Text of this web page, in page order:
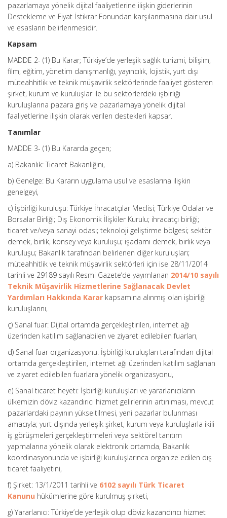
pazarlamaya yönelik dijital faaliyetlerine ilişkin giderlerinin
Destekleme ve Fiyat İstikrar Fonundan karşılanmasına dair usul
ve esasların belirlenmesidir.
Kapsam
MADDE 2- (1) Bu Karar; Türkiye’de yerleşik sağlık turizmi, bilişim,
film, eğitim, yönetim danışmanlığı, yayıncılık, lojistik, yurt dışı
müteahhitlik ve teknik müşavirlik sektörlerinde faaliyet gösteren
şirket, kurum ve kuruluşlar ile bu sektörlerdeki işbirliği
kuruluşlarına pazara giriş ve pazarlamaya yönelik dijital
faaliyetlerine ilişkin olarak verilen destekleri kapsar.
Tanımlar
MADDE 3- (1) Bu Kararda geçen;
a) Bakanlık: Ticaret Bakanlığını,
b) Genelge: Bu Kararın uygulama usul ve esaslarına ilişkin
genelgeyi,
c) İşbirliği kuruluşu: Türkiye İhracatçılar Meclisi; Türkiye Odalar ve
Borsalar Birliği; Dış Ekonomik İlişkiler Kurulu; ihracatçı birliği;
ticaret ve/veya sanayi odası; teknoloji geliştirme bölgesi; sektör
demek, birlik, konsey veya kuruluşu; işadamı demek, birlik veya
kuruluşu; Bakanlık tarafından belirlenen diğer kuruluşları;
müteahhitlik ve teknik müşavirlik sektörleri için ise 28/11/2014
tarihli ve 29189 sayılı Resmi Gazete’de yayımlanan 2014/10 sayılı
Teknik Müşavirlik Hizmetlerine Sağlanacak Devlet
Yardımları Hakkında Karar kapsamına alınmış olan işbirliği
kuruluşlarını,
ç) Sanal fuar: Dijital ortamda gerçekleştirilen, internet ağı
üzerinden katılım sağlanabilen ve ziyaret edilebilen fuarları,
d) Sanal fuar organizasyonu: İşbirliği kuruluşları tarafından dijital
ortamda gerçekleştirilen, internet ağı üzerinden katılım sağlanan
ve ziyaret edilebilen fuarlara yönelik organizasyonu,
e) Sanal ticaret heyeti: İşbirliği kuruluşları ve yararlanıcıların
ülkemizin döviz kazandırıcı hizmet gelirlerinin artırılması, mevcut
pazarlardaki payının yükseltilmesi, yeni pazarlar bulunması
amacıyla; yurt dışında yerleşik şirket, kurum veya kuruluşlarla ikili
iş görüşmeleri gerçekleştirmeleri veya sektörel tanıtım
yapmalarına yönelik olarak elektronik ortamda, Bakanlık
koordinasyonunda ve işbirliği kuruluşlarınca organize edilen dış
ticaret faaliyetini,
f) Şirket: 13/1/2011 tarihli ve 6102 sayılı Türk Ticaret
Kanunu hükümlerine göre kurulmuş şirketi,
g) Yararlanıcı: Türkiye’de yerleşik olup döviz kazandırıcı hizmet